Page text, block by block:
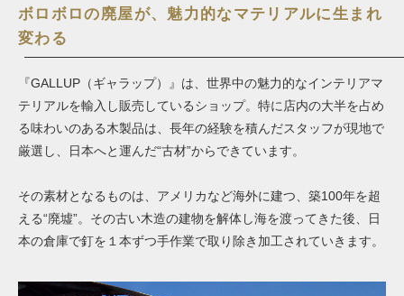
ボロボロの廃屋が、魅力的なマテリアルに生まれ
変わる
『GALLUP（ギャラップ）』は、世界中の魅力的なインテリアマ
テリアルを輸入し販売しているショップ。特に店内の大半を占め
る味わいのある木製品は、長年の経験を積んだスタッフが現地で
厳選し、日本へと運んだ“古材”からできています。
その素材となるものは、アメリカなど海外に建つ、築100年を超
える“廃墟”。その古い木造の建物を解体し海を渡ってきた後、日
本の倉庫で釘を１本ずつ手作業で取り除き加工されていきます。